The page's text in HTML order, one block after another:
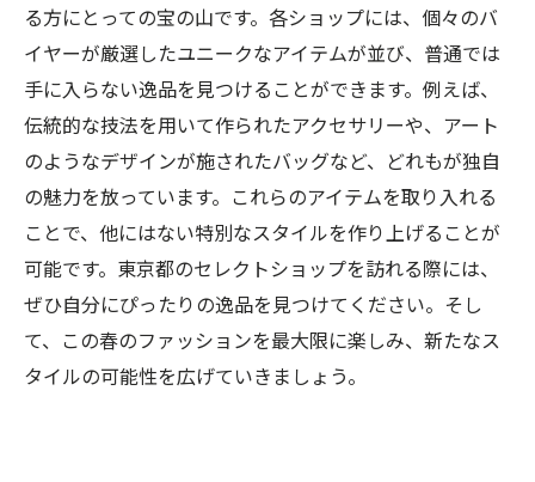
る方にとっての宝の山です。各ショップには、個々のバ
イヤーが厳選したユニークなアイテムが並び、普通では
手に入らない逸品を見つけることができます。例えば、
伝統的な技法を用いて作られたアクセサリーや、アート
のようなデザインが施されたバッグなど、どれもが独自
の魅力を放っています。これらのアイテムを取り入れる
ことで、他にはない特別なスタイルを作り上げることが
可能です。東京都のセレクトショップを訪れる際には、
ぜひ自分にぴったりの逸品を見つけてください。そし
て、この春のファッションを最大限に楽しみ、新たなス
タイルの可能性を広げていきましょう。